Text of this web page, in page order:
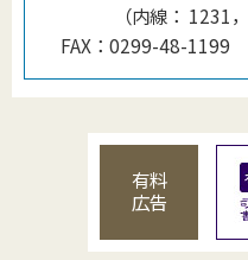
（内線 ： 1231
FAX： 0299-48-1199
有料
広告